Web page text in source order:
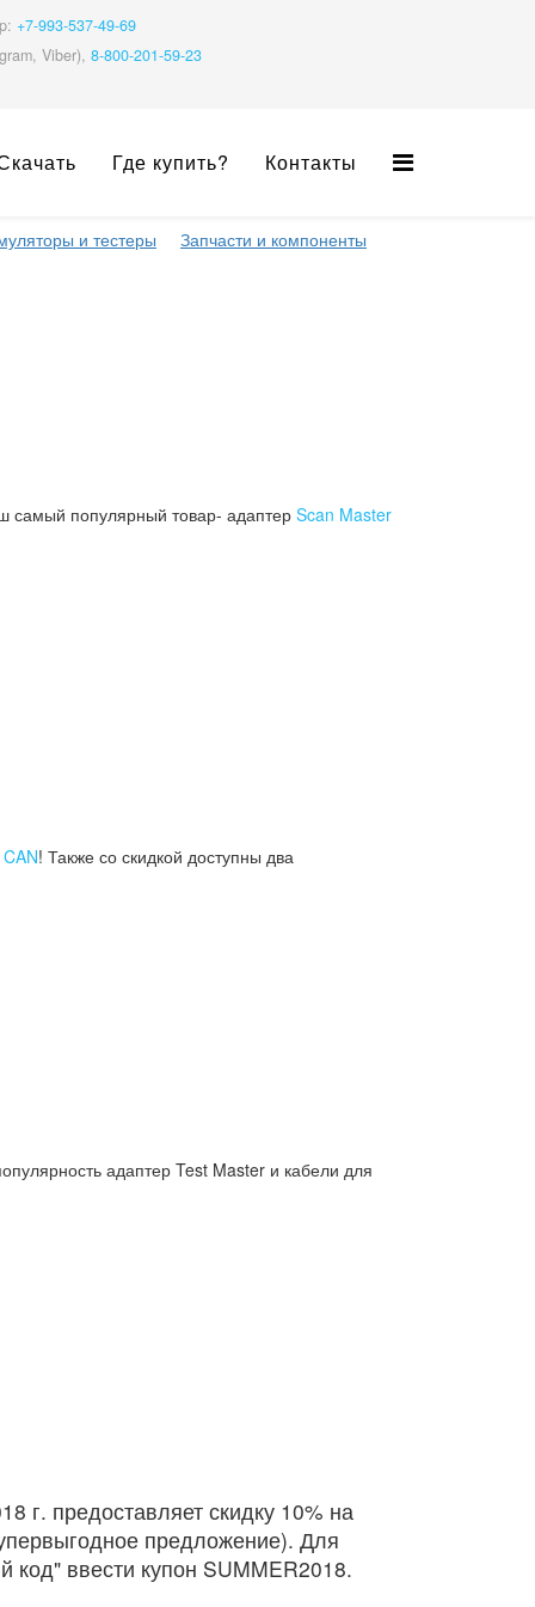
+7-993-537-49-69
Viber), 8-800-201-59-23
Где купить? Контакты
и тестеры Запчасти и компоненты
самый популярный товар- адаптер Scan Master
! Также со скидкой доступны два
адаптер Test Master и кабели для
г. предоставляет скидку 10% на
предложение). Для
ввести купон SUMMER2018.